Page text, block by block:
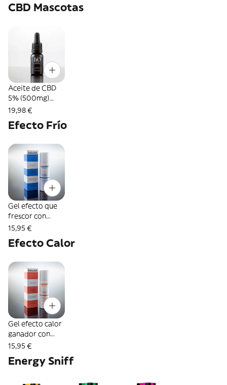
CBD Mascotas
Aceite de CBD
5% (500mg)
para mascotas
NalaTales 10ml
19,98 €
Efecto Frío
Gel efecto que
frescor con
1300MG CBD
15,95 €
Efecto Calor
Gel efecto calor
ganador con
1300MG CBD
15,95 €
Energy Sniff